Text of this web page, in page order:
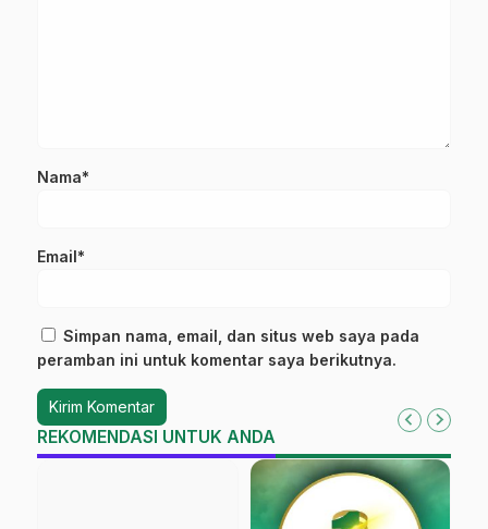
Nama*
Email*
Simpan nama, email, dan situs web saya pada
peramban ini untuk komentar saya berikutnya.
REKOMENDASI UNTUK ANDA